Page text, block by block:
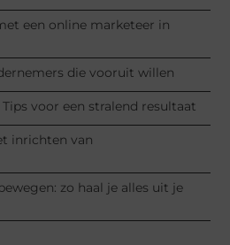
een online marketeer in
die vooruit willen
voor een stralend resultaat
inrichten van
zo haal je alles uit je